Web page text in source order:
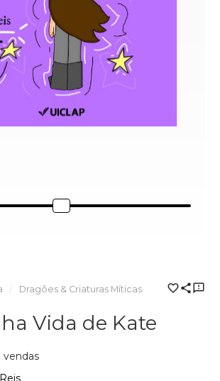
Dragões & Criaturas Míticas
Vida de Kate
vendas